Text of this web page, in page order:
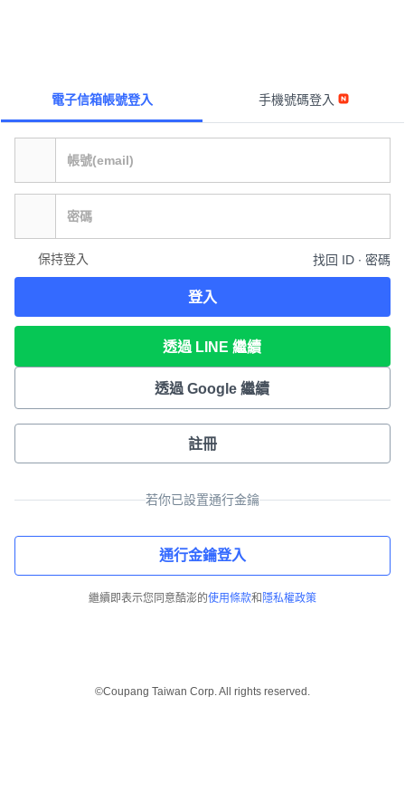
電子信箱帳號登入 手機號碼登入
保持登入 找回 ID ∙ 密碼
登入
透過 LINE 繼續
透過 Google 繼續
註冊
若你已設置通行金鑰
通行金鑰登入
繼續即表示您同意酷澎的使用條款和 隱私權政策
©Coupang Taiwan Corp. All rights reserved.